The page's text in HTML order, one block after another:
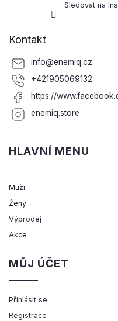
Sledovat na
Kontakt
info@enemiq.cz
+421905069132
https://
enemiq.store
HLAVNÍ MENU
Muži
Ženy
Výprodej
Akce
MŮJ ÚČET
Přihlásit se
Registrace